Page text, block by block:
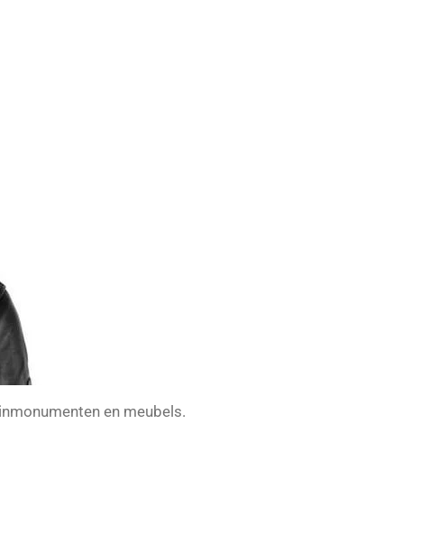
en meubels.